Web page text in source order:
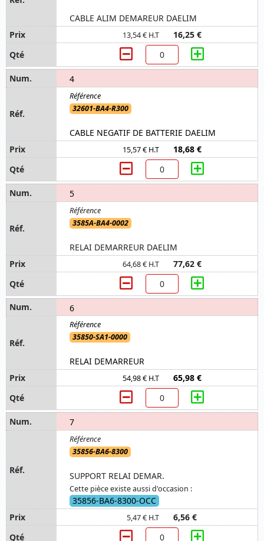
CABLE ALIM DEMAREUR DAELIM
13,54 € H.T 16,25 €
4
32601-BA4-R300
CABLE NEGATIF DE BATTERIE DAELIM
15,57 € H.T 18,68 €
5
3585A-BA4-0002
RELAI DEMARREUR DAELIM
64,68 € H.T 77,62 €
6
35850-SA1-0000
RELAI DEMARREUR
54,98 € H.T 65,98 €
7
35856-BA6-8300
SUPPORT RELAI DEMAR.
Cette pièce existe aussi d'occasion :
35856-BA6-8300-OCC
5,47 € H.T 6,56 €